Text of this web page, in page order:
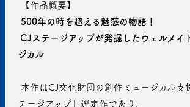
【作品概要】
500年の時を超える魅惑の物語！
ジカル
テージアップ」選定作であり、